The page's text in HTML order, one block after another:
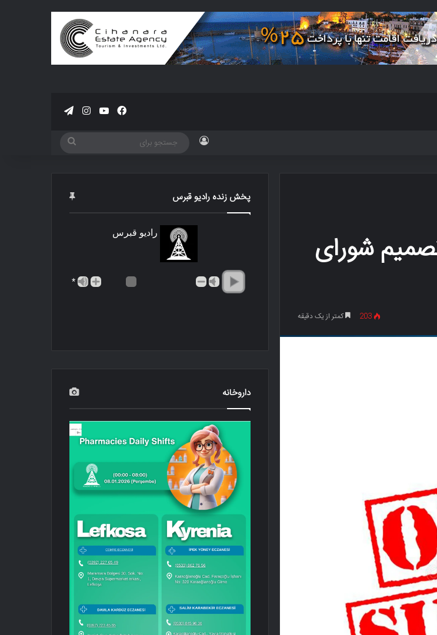
فیسبوکیوتیوباینستاگرام
تلگرام
ورود
جستجو
شورای
203 کمتر از یک دقیقه
پخش زنده رادیو قبرس
رادیو قبرس
*
داروخانه